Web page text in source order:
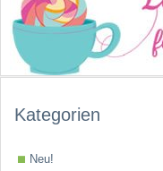
Kategorien
Neu!